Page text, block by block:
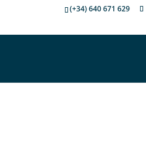
(+34) 640 671 629